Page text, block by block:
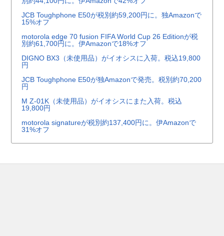
JCB Toughphone E50が税別約59,200円に。独Amazonで
15%オフ
motorola edge 70 fusion FIFA World Cup 26 Editionが税
別約61,700円に。伊Amazonで18%オフ
DIGNO BX3（未使用品）がイオシスに入荷。税込19,800
円
JCB Toughphone E50が独Amazonで発売。税別約70,200
円
M Z-01K（未使用品）がイオシスにまた入荷。税込
19,800円
motorola signatureが税別約137,400円に。伊Amazonで
31%オフ